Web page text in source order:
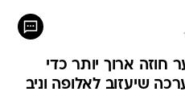
חוזה ארוך יותר כדי
שיעזוב לאלופה וניב